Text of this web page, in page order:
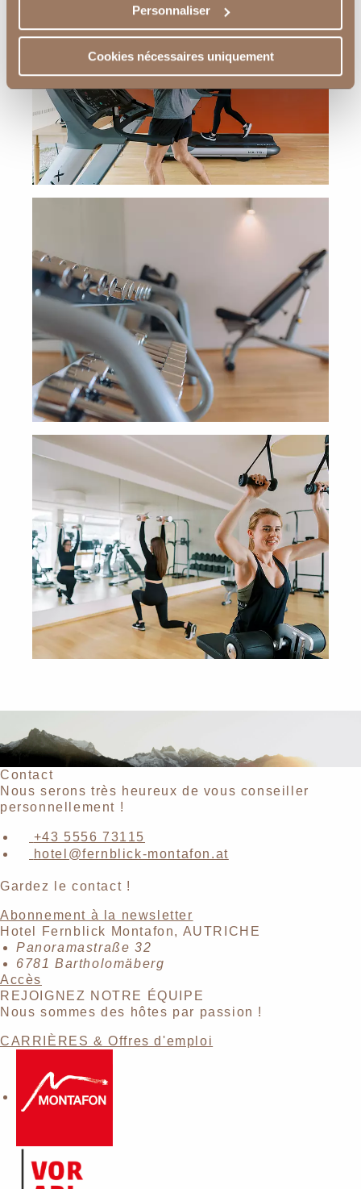
Personnaliser
Cookies nécessaires uniquement
Contact
Nous serons très heureux de vous conseiller
personnellement !
+43 5556 73115
hotel@fernblick-montafon.at
Gardez le contact !
Abonnement à la newsletter
Hotel Fernblick Montafon, AUTRICHE
Panoramastraße 32
6781 Bartholomäberg
Accès
REJOIGNEZ NOTRE ÉQUIPE
Nous sommes des hôtes par passion !
CARRIÈRES & Offres d'emploi